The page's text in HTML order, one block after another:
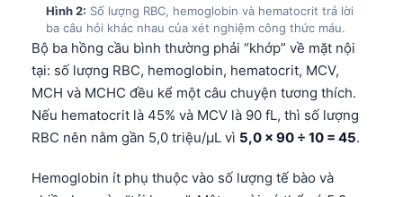
Hình 2: Số lượng RBC, hemoglobin và hematocrit trả lời
ba câu hỏi khác nhau của xét nghiệm công thức máu.
Bộ ba hồng cầu bình thường phải “khớp” về mặt nội
tại: số lượng RBC, hemoglobin, hematocrit, MCV,
MCH và MCHC đều kể một câu chuyện tương thích.
Nếu hematocrit là 45% và MCV là 90 fL, thì số lượng
RBC nên nằm gần 5,0 triệu/µL vì 5,0 × 90 ÷ 10 = 45.
Hemoglobin ít phụ thuộc vào số lượng tế bào và